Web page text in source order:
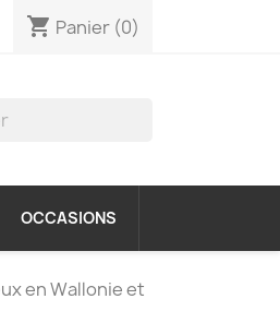
shopping_cart Panier (0)
OCCASIONS
en Wallonie et